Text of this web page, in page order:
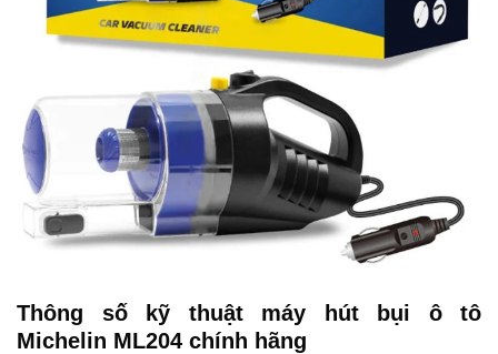
Thông số kỹ thuật máy hút bụi ô tô
Michelin ML204 chính hãng